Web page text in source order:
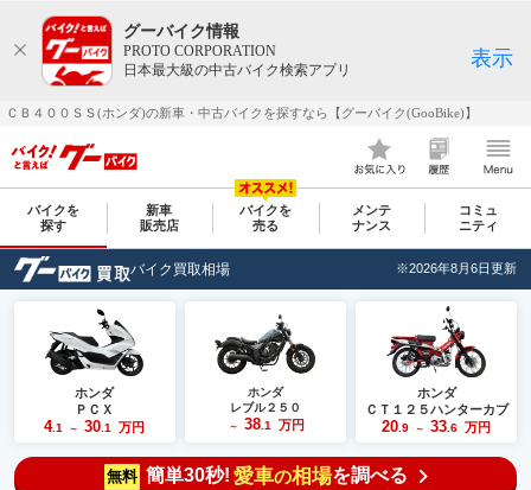
グーバイク情報
PROTO CORPORATION
日本最大級の中古バイク検索アプリ
表示
ＣＢ４００ＳＳ(ホンダ)の新車・中古バイクを探すなら【グーバイク(GooBike)】
バイクを
探す
新車
販売店
バイクを
売る
メンテ
ナンス
コミュ
ニティ
バイク買取相場 ※2026年8月6日更新
ホンダ
ＰＣＸ
4.1 ～ 30 .1 万円
ホンダ
レブル２５０
～ 38.1 万円
ホンダ
ＣＴ１２５ハンターカブ
20 .9 ～ 33 .6 万円
無料 簡単30秒! 愛車の相場を調べる